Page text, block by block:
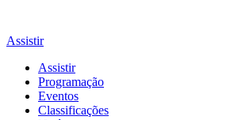
Assistir
Assistir
Programação
Eventos
Classificações